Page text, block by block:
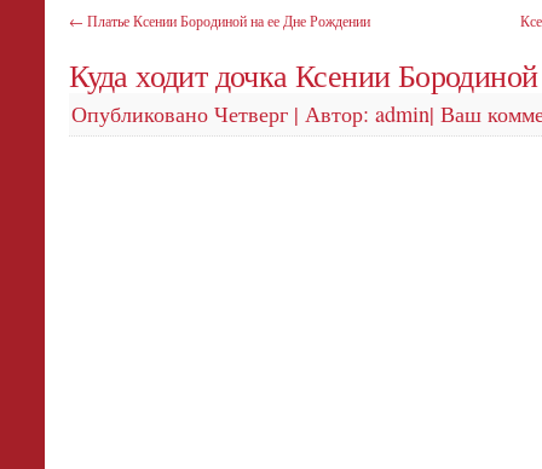
← Платье Ксении Бородиной на ее Дне Рождении
Куда ходит дочка Ксении
Опубликовано Четверг |Автор: admin| Ваш